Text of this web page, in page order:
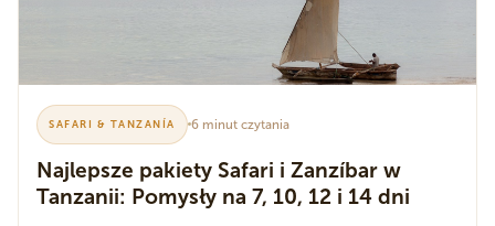
SAFARI & TANZANÍA 6 minut czytania
Najlepsze pakiety Safari i Zanzíbar w
Tanzanii: Pomysły na 7, 10, 12 i 14 dni